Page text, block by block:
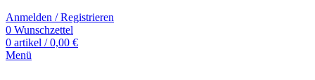
Anmelden / Registrieren
0 Wunschzettel
0 artikel / 0,00 €
Menü